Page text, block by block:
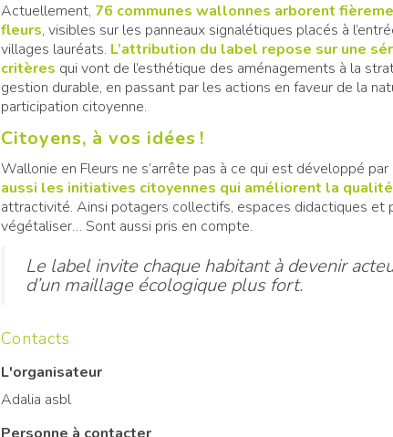
Actuellement, 76 communes wallonnes arborent
fleurs, visibles sur les panneaux signalétiques placés à
villages lauréats. L’attribution du label repose sur une
critères qui vont de l’esthétique des aménagements à la
gestion durable, en passant par les actions en faveur de la
participation citoyenne.
Citoyens, à vos idées !
Wallonie en Fleurs ne s’arrête pas à ce qui est développé
aussi les initiatives citoyennes qui améliorent la
attractivité. Ainsi potagers collectifs, espaces didactiques et
végétaliser… Sont aussi pris en compte.
Le label invite chaque habitant à devenir
d’un maillage écologique plus fort.
Contacts
L'organisateur
Adalia asbl